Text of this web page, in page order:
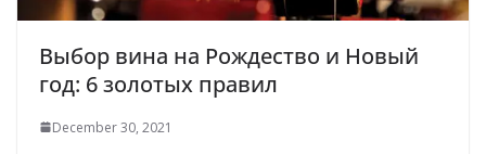
Выбор вина на Рождество и Новый
год: 6 золотых правил
December 30, 2021